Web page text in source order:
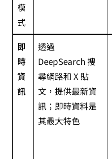
模
式
即
時
資
訊
透過
DeepSearch 搜
尋網路和 X 貼
文，提供最新資
訊；即時資料是
其最大特色